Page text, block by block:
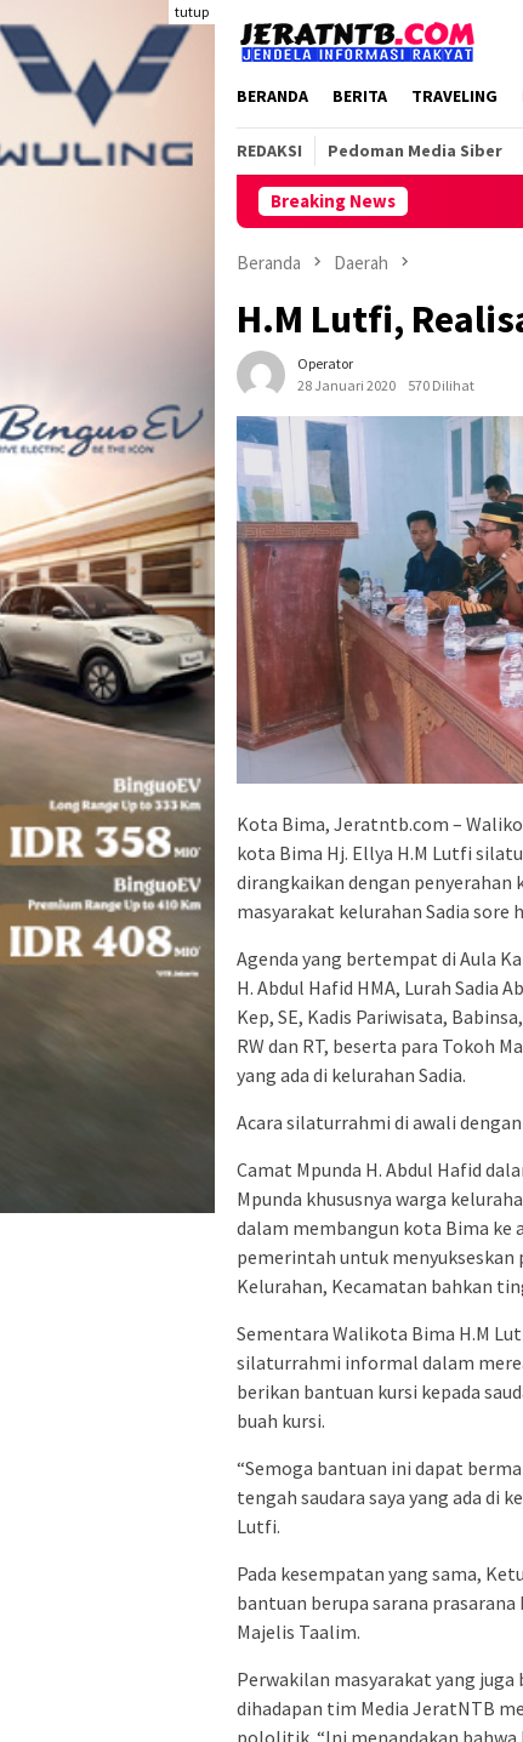
ke
konten
tutup
BERANDA BERITA TRAVELING
REDAKSI Pedoman Media Siber
Breaking News
Beranda Daerah
H.M Lutfi,
Operator
28 Januari 2020
570 Dilihat
Kota Bima, Jeratntb.com –
kota Bima Hj. Ellya H.M Lutfi
dirangkaikan dengan
masyarakat kelurahan Sadia sore
Agenda yang bertempat di Aula
H. Abdul Hafid HMA, Lurah Sadia
Kep, SE, Kadis Pariwisata,
RW dan RT, beserta para Tokoh
yang ada di kelurahan Sadia.
Acara silaturrahmi di awali
Camat Mpunda H. Abdul Hafid
Mpunda khususnya warga
dalam membangun kota Bima ke
pemerintah untuk
Kelurahan, Kecamatan bahkan
Sementara Walikota Bima H.M
silaturrahmi informal dalam
berikan bantuan kursi kepada
buah kursi.
“Semoga bantuan ini dapat
tengah saudara saya yang ada di
Lutfi.
Pada kesempatan yang sama,
bantuan berupa sarana prasarana
Majelis Taalim.
Perwakilan masyarakat yang juga
dihadapan tim Media JeratNTB